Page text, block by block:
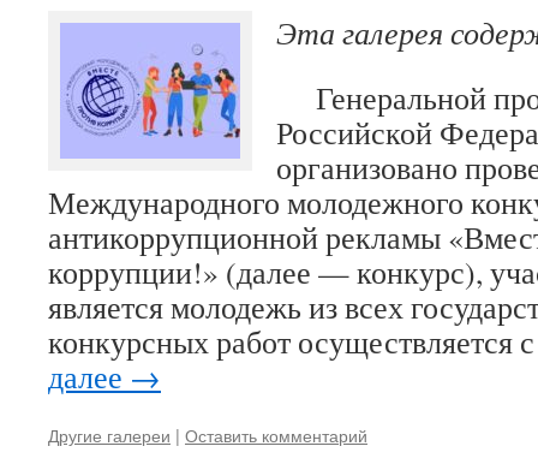
Эта галерея
Генеральной
Российской
организовано
Международного молодежного
антикоррупционной рекламы
коррупции!» (далее — конкурс),
является молодежь из всех
конкурсных работ
далее →
Другие галереи | Оставить комментарий